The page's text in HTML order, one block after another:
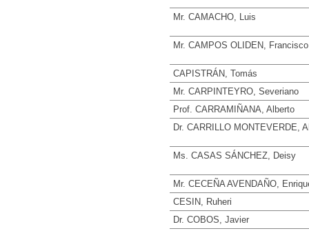
Mr. CAMACHO, Luis
Mr. CAMPOS OLIDEN, Francisco
CAPISTRÁN, Tomás
Mr. CARPINTEYRO, Severiano
Prof. CARRAMIÑANA, Alberto
Dr. CARRILLO MONTEVERDE,
Ms. CASAS SÁNCHEZ, Deisy
Mr. CECEÑA AVENDAÑO,
CESIN, Ruheri
Dr. COBOS, Javier